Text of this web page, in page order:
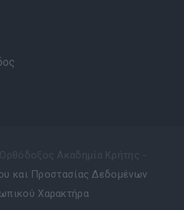
και Προστασίας Δεδομένων
Χαρακτήρα